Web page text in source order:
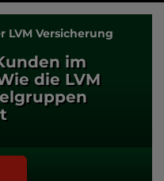
LVM Versicherung
im
die LVM